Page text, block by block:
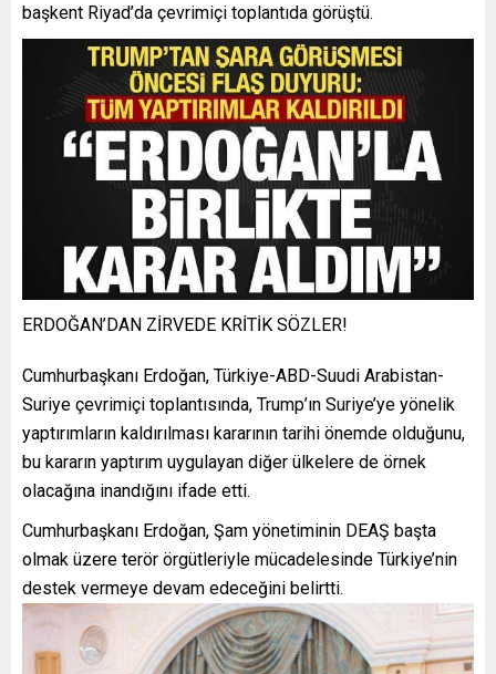
başkent Riyad’da çevrimiçi toplantıda görüştü.
ERDOĞAN’DAN ZİRVEDE KRİTİK SÖZLER!
Cumhurbaşkanı Erdoğan, Türkiye-ABD-Suudi Arabistan-
Suriye çevrimiçi toplantısında, Trump’ın Suriye’ye yönelik
yaptırımların kaldırılması kararının tarihi önemde olduğunu,
bu kararın yaptırım uygulayan diğer ülkelere de örnek
olacağına inandığını ifade etti.
Cumhurbaşkanı Erdoğan, Şam yönetiminin DEAŞ başta
olmak üzere terör örgütleriyle mücadelesinde Türkiye’nin
destek vermeye devam edeceğini belirtti.